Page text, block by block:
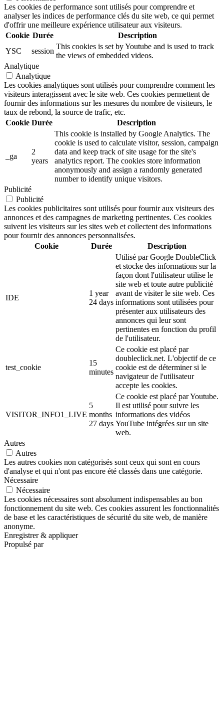
Les cookies de performance sont utilisés pour comprendre et
analyser les indices de performance clés du site web, ce qui permet
d'offrir une meilleure expérience utilisateur aux visiteurs.
Cookie Durée
Description
YSC
session
This cookies is set by Youtube and is used to track
the views of embedded videos.
Analytique
Analytique
Les cookies analytiques sont utilisés pour comprendre comment les
visiteurs interagissent avec le site web. Ces cookies permettent de
fournir des informations sur les mesures du nombre de visiteurs, le
taux de rebond, la source de trafic, etc.
Cookie Durée Description
_ga
2
years
This cookie is installed by Google Analytics. The
cookie is used to calculate visitor, session, campaign
data and keep track of site usage for the site's
analytics report. The cookies store information
anonymously and assign a randomly generated
number to identify unique visitors.
Publicité
Publicité
Les cookies publicitaires sont utilisés pour fournir aux visiteurs des
annonces et des campagnes de marketing pertinentes. Ces cookies
suivent les visiteurs sur les sites web et collectent des informations
pour fournir des annonces personnalisées.
Cookie
Durée Description
IDE
1 year
24 days
Utilisé par Google DoubleClick
et stocke des informations sur la
façon dont l'utilisateur utilise le
site web et toute autre publicité
avant de visiter le site web. Ces
informations sont utilisées pour
présenter aux utilisateurs des
annonces qui leur sont
pertinentes en fonction du profil
de l'utilisateur.
test_cookie
15
minutes
Ce cookie est placé par
doubleclick.net. L'objectif de ce
cookie est de déterminer si le
navigateur de l'utilisateur
accepte les cookies.
VISITOR_INFO1_LIVE
5
months
27 days
Ce cookie est placé par Youtube.
Il est utilisé pour suivre les
informations des vidéos
YouTube intégrées sur un site
web.
Autres
Autres
Les autres cookies non catégorisés sont ceux qui sont en cours
d'analyse et qui n'ont pas encore été classés dans une catégorie.
Nécessaire
Nécessaire
Les cookies nécessaires sont absolument indispensables au bon
fonctionnement du site web. Ces cookies assurent les fonctionnalités
de base et les caractéristiques de sécurité du site web, de manière
anonyme.
Enregistrer & appliquer
Propulsé par